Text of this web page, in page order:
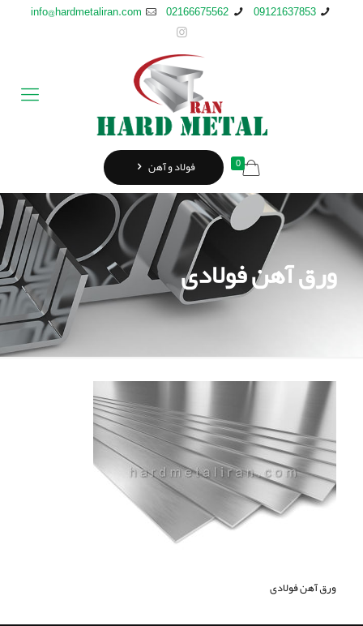
09121637853
02166675562
info@hardmetaliran.com
0 فولاد و آهن
ورق آهن فولادی
ورق آهن فولادی